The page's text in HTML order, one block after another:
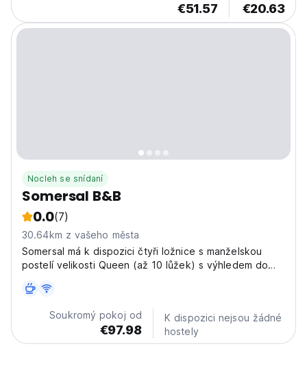
€51.57 €20.63
Nocleh se snídaní
Somersal B&B
0.0(7)
30.64km z vašeho města
Somersal má k dispozici čtyři ložnice s manželskou
postelí velikosti Queen (až 10 lůžek) s výhledem do
Soukromý pokoj od
€97.98
K dispozici nejsou žádné
hostely